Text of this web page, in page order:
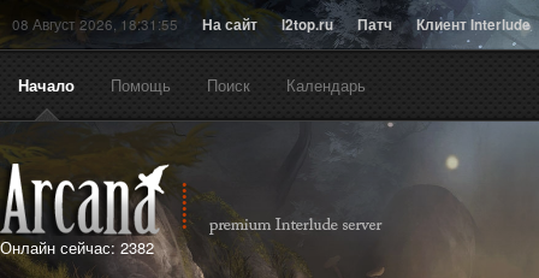
08 Август 2026, 18:31:55 На сайт l2top.ru Патч Клиент Interlude
Начало Помощь Поиск Календарь
Онлайн сейчас: 2382